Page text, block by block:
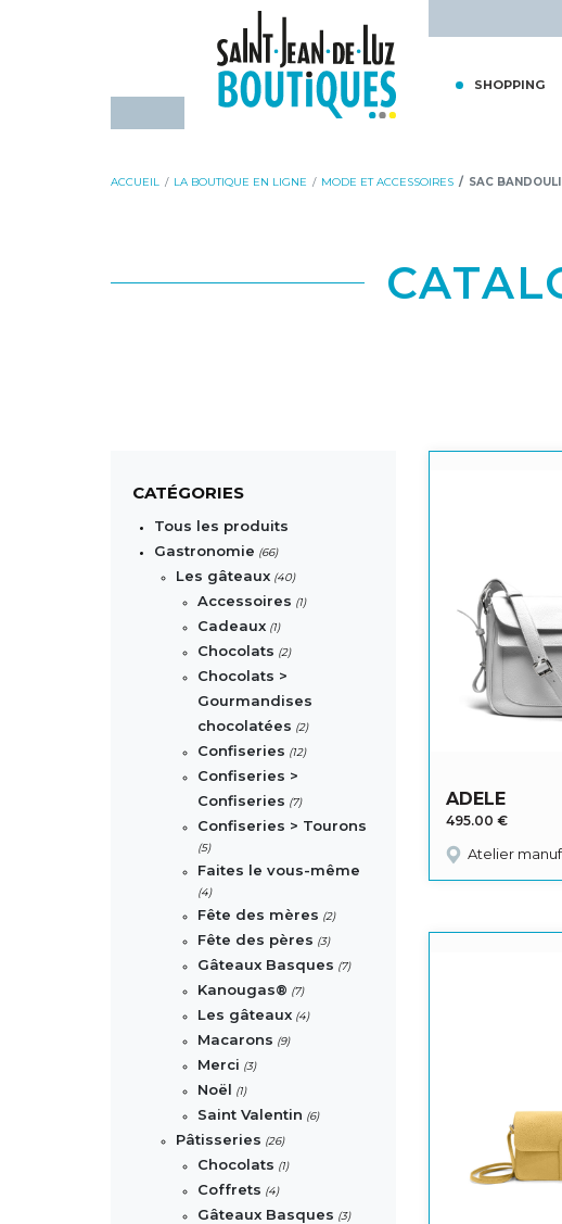
Accueil - Saint-Jean-de-Luz Boutiques
SHOPPING
ACCUEIL LA BOUTIQUE EN LIGNE MODE ET ACCESSOIRES SAC
CATÉGORIES
Tous les produits
Gastronomie (66)
Les gâteaux (40)
Accessoires (1)
Cadeaux (1)
Chocolats (2)
Chocolats >
Gourmandises
chocolatées (2)
Confiseries (12)
Confiseries >
Confiseries (7)
Confiseries > Tourons
(5)
Faites le vous-même
(4)
Fête des mères (2)
Fête des pères (3)
Gâteaux Basques (7)
Kanougas® (7)
Les gâteaux (4)
Macarons (9)
Merci (3)
Noël (1)
Saint Valentin (6)
Pâtisseries (26)
Chocolats (1)
Coffrets (4)
Gâteaux Basques (3)
ADELE
495.00 €
Atelier